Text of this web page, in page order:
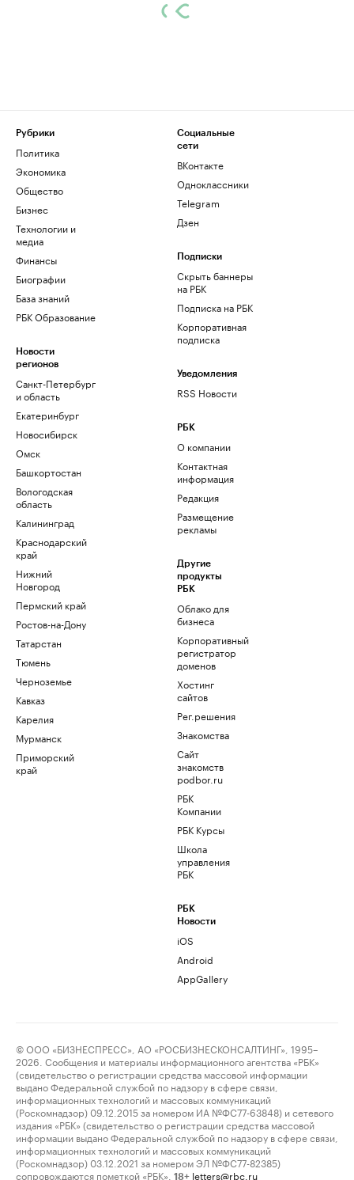
Рубрики
Политика
Экономика
Общество
Бизнес
Технологии и
медиа
Финансы
Биографии
База знаний
РБК Образование
Новости
регионов
Санкт-Петербург
и область
Екатеринбург
Новосибирск
Омск
Башкортостан
Вологодская
область
Калининград
Краснодарский
край
Нижний
Новгород
Пермский край
Ростов-на-Дону
Татарстан
Тюмень
Черноземье
Кавказ
Карелия
Мурманск
Приморский
край
Социальные
сети
ВКонтакте
Одноклассники
Telegram
Дзен
Подписки
Скрыть баннеры
на РБК
Подписка на РБК
Корпоративная
подписка
Уведомления
RSS Новости
РБК
О компании
Контактная
информация
Редакция
Размещение
рекламы
Другие
продукты
РБК
Облако для
бизнеса
Корпоративный
регистратор
доменов
Хостинг
сайтов
Рег.решения
Знакомства
Сайт
знакомств
podbor.ru
РБК
Компании
РБК Курсы
Школа
управления
РБК
РБК
Новости
iOS
Android
AppGallery
© ООО «БИЗНЕСПРЕСС», АО «РОСБИЗНЕСКОНСАЛТИНГ», 1995–
2026. Сообщения и материалы информационного агентства «РБК»
(свидетельство о регистрации средства массовой информации
выдано Федеральной службой по надзору в сфере связи,
информационных технологий и массовых коммуникаций
(Роскомнадзор) 09.12.2015 за номером ИА №ФС77-63848) и сетевого
издания «РБК» (свидетельство о регистрации средства массовой
информации выдано Федеральной службой по надзору в сфере связи,
информационных технологий и массовых коммуникаций
(Роскомнадзор) 03.12.2021 за номером ЭЛ №ФС77-82385)
сопровождаются пометкой «РБК».
18+ letters@rbc.ru